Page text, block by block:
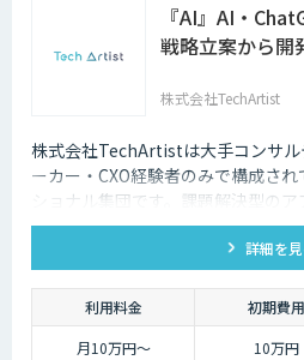
『AI』AI・
戦略立案から開
株式会社TechArtist
株式会社TechArtistは大手コンサル
ーカー・CXO経験者のみで構成さ
ショナル集団です。課題解決型の
るソリューションを『高速』『高
詳細を
利用料金 初期費用
月10万円〜
10万円